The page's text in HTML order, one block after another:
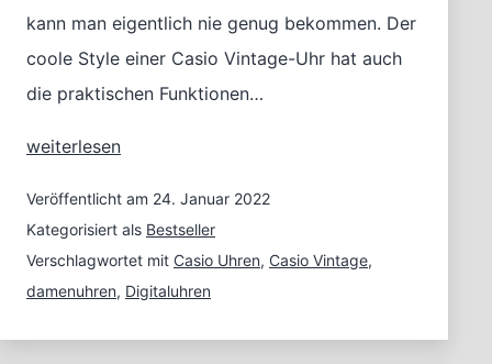
kann man eigentlich nie genug bekommen. Der
coole Style einer Casio Vintage-Uhr hat auch
die praktischen Funktionen…
Casio
Style:
Du
hast
die
weiterlesen
Veröffentlicht am 24. Januar 2022
Kategorisiert als Bestseller
Verschlagwortet mit Casio Uhren, Casio Vintage,
damenuhren, Digitaluhren